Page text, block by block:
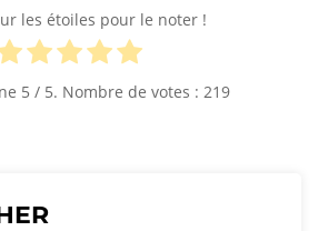
les étoiles pour le noter !
5 / 5. Nombre de votes : 219